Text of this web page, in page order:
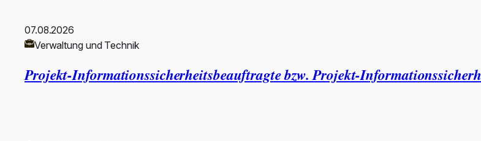
07.08.2026
Verwaltung und Technik
Projekt-Informationssicherheitsbeauftragte bzw. Projekt-